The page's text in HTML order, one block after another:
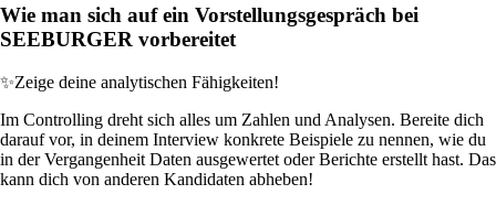
Wie man sich auf ein Vorstellungsgespräch bei
SEEBURGER vorbereitet
✨Zeige deine analytischen Fähigkeiten!
Im Controlling dreht sich alles um Zahlen und Analysen. Bereite dich
darauf vor, in deinem Interview konkrete Beispiele zu nennen, wie du
in der Vergangenheit Daten ausgewertet oder Berichte erstellt hast. Das
kann dich von anderen Kandidaten abheben!